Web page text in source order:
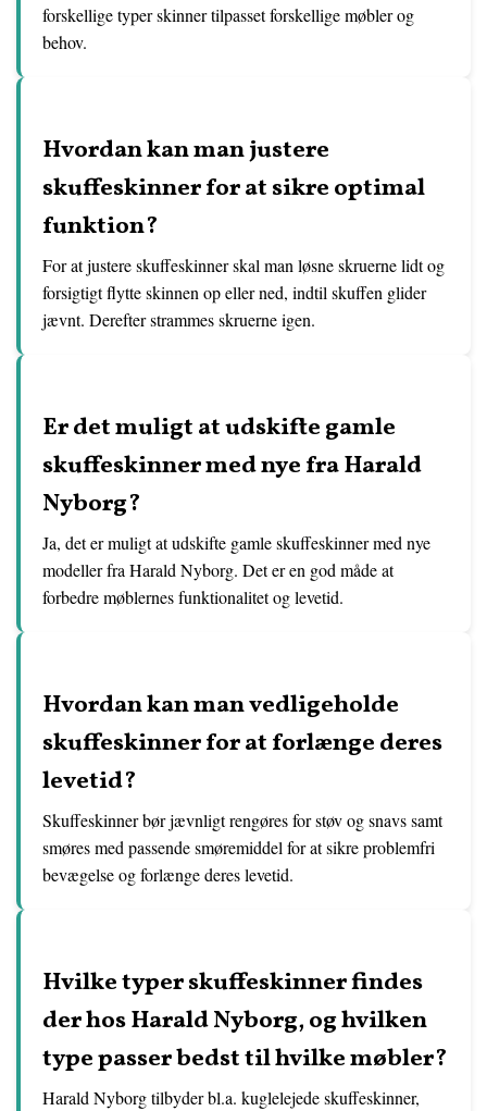
forskellige typer skinner tilpasset forskellige møbler og
behov.
Hvordan kan man justere
skuffeskinner for at sikre optimal
funktion?
For at justere skuffeskinner skal man løsne skruerne lidt og
forsigtigt flytte skinnen op eller ned, indtil skuffen glider
jævnt. Derefter strammes skruerne igen.
Er det muligt at udskifte gamle
skuffeskinner med nye fra Harald
Nyborg?
Ja, det er muligt at udskifte gamle skuffeskinner med nye
modeller fra Harald Nyborg. Det er en god måde at
forbedre møblernes funktionalitet og levetid.
Hvordan kan man vedligeholde
skuffeskinner for at forlænge deres
levetid?
Skuffeskinner bør jævnligt rengøres for støv og snavs samt
smøres med passende smøremiddel for at sikre problemfri
bevægelse og forlænge deres levetid.
Hvilke typer skuffeskinner findes
der hos Harald Nyborg, og hvilken
type passer bedst til hvilke møbler?
Harald Nyborg tilbyder bl.a. kuglelejede skuffeskinner,